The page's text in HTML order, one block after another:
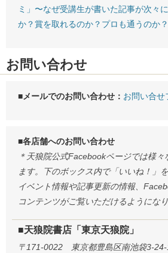
ミ」〜なぜ受講生が書いた記事が次々
か？賞を取れるのか？プロも通うのか
お問い合わせ
■メールでのお問い合わせ： お問い合せ
■各店舗へのお問い合わせ
＊天狼院公式Facebookページでは様
ます。下のボックス内で「いいね！」
イベント情報や記事更新の情報、
コンテンツがご覧いただけるようになり
■天狼院書店「東京天狼院」
〒171-0022 東京都豊島区南池袋3-